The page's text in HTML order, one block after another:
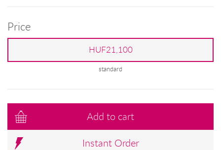
Price
HUF21,100
standard
Add to cart
Instant Order